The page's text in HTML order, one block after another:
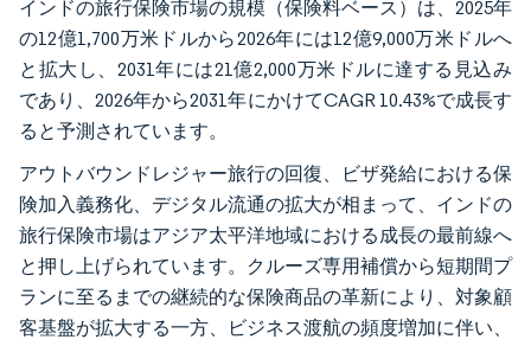
インドの旅行保険市場の規模（保険料ベース）は、2025年
の12億1,700万米ドルから2026年には12億9,000万米ドルへ
と拡大し、2031年には21億2,000万米ドルに達する見込み
であり、2026年から2031年にかけてCAGR 10.43%で成長す
ると予測されています。
アウトバウンドレジャー旅行の回復、ビザ発給における保
険加入義務化、デジタル流通の拡大が相まって、インドの
旅行保険市場はアジア太平洋地域における成長の最前線へ
と押し上げられています。クルーズ専用補償から短期間プ
ランに至るまでの継続的な保険商品の革新により、対象顧
客基盤が拡大する一方、ビジネス渡航の頻度増加に伴い、